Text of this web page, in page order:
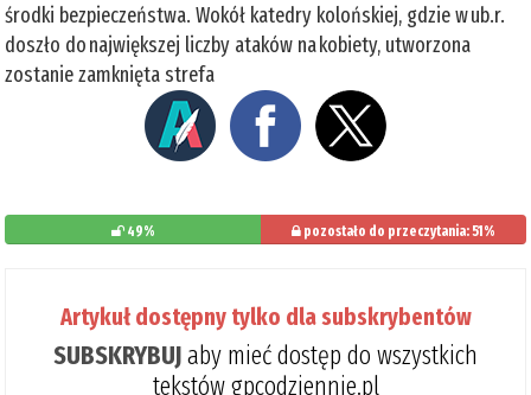
środki bezpieczeństwa. Wokół katedry kolońskiej, gdzie w ub.r.
doszło do największej liczby ataków na kobiety, utworzona
zostanie zamknięta strefa
49% pozostało do przeczytania: 51%
Artykuł dostępny tylko dla subskrybentów
SUBSKRYBUJaby mieć dostęp do wszystkich
tekstów gpcodziennie.pl